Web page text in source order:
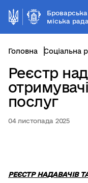
Броварська
міська рада
Головна Соціальна
Реєстр
послуг
04 листопада 2025
РЕЄСТР НАДАВАЧІВ